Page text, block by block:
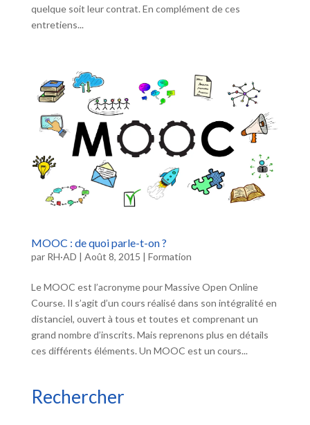
quelque soit leur contrat. En complément de ces
entretiens...
MOOC : de quoi parle-t-on ?
par RH·AD | Août 8, 2015 | Formation
Le MOOC est l’acronyme pour Massive Open Online
Course. Il s’agit d’un cours réalisé dans son intégralité en
distanciel, ouvert à tous et toutes et comprenant un
grand nombre d’inscrits. Mais reprenons plus en détails
ces différents éléments. Un MOOC est un cours...
Rechercher